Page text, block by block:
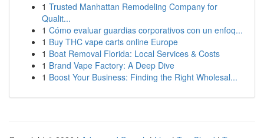
1 Trusted Manhattan Remodeling Company for
Qualit...
1 Cómo evaluar guardias corporativos con un enfoq...
1 Buy THC vape carts online Europe
1 Boat Removal Florida: Local Services & Costs
1 Brand Vape Factory: A Deep Dive
1 Boost Your Business: Finding the Right Wholesal...